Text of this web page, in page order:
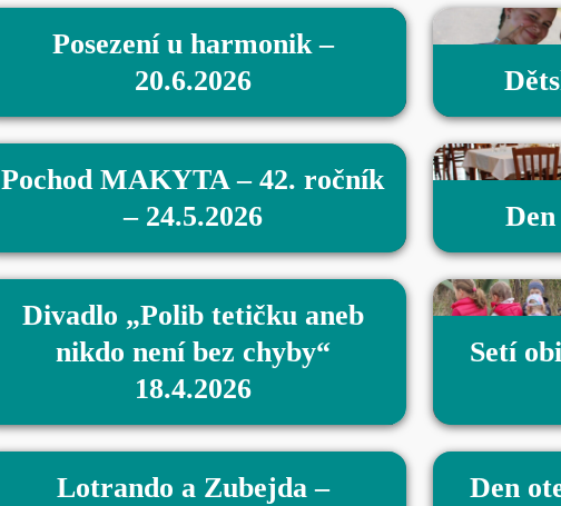
Posezení u harmonik –
20.6.2026
Pochod MAKYTA – 42. ročník
– 24.5.2026
Divadlo „Polib tetičku aneb
nikdo není bez chyby“
18.4.2026
Setí
Lotrando a Zubejda –
Den